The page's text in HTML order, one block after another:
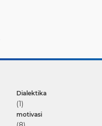
Dialektika
(1)
motivasi